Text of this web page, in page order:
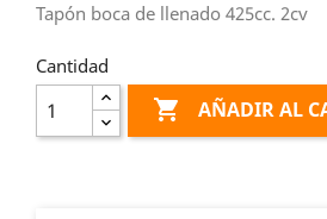
Tapón boca de llenado 425cc. 2cv
Cantidad
 AÑADIR AL